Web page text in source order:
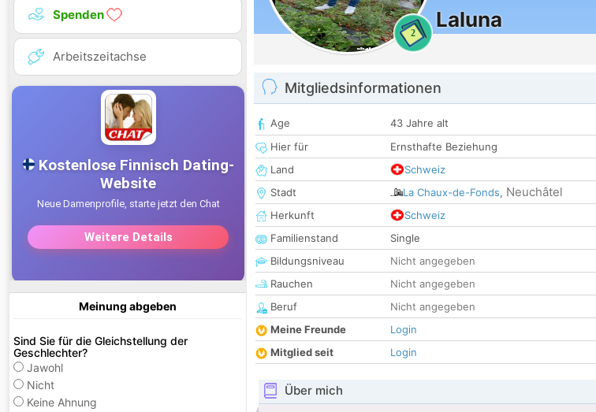
Spenden
Arbeitszeitachse
Meinung abgeben
Sind Sie für die Gleichstellung der
Geschlechter?
Jawohl
Nicht
Keine Ahnung
2
Laluna
Mitgliedsinformationen
Age
43 Jahre alt
Hier für
Ernsthafte Beziehung
Land
Schweiz
Stadt
La Chaux-de-Fonds, Neuchâtel
Herkunft
Schweiz
Familienstand
Single
Bildungsniveau
Nicht angegeben
Rauchen
Nicht angegeben
Beruf
Nicht angegeben
Meine Freunde
Login
Mitglied seit
Login
Über mich